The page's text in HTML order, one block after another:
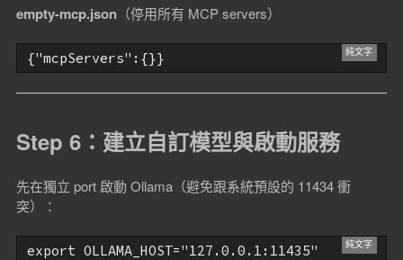
empty-mcp.json（停用所有 MCP servers）
Step 6：建立自訂模型與啟動服務
先在獨立 port 啟動 Ollama（避免跟系統預設的 11434 衝
突）：
export OLLAMA_HOST="127.0.0.1:11435"